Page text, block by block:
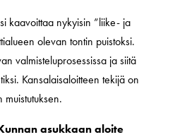
kaavoittaa nykyisin ”liike- ja
olevan tontin puistoksi.
valmisteluprosessissa ja siitä
Kansalaisaloitteen tekijä on
asukkaan aloite